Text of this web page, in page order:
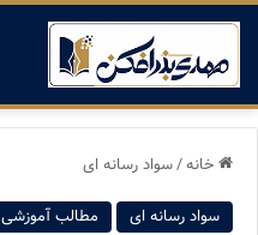
خانه/سواد رسانه ای
سواد رسانه ای مطالب آموزشی